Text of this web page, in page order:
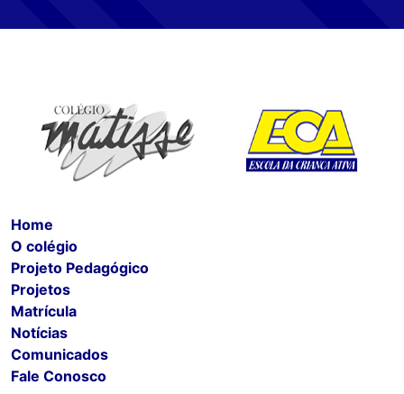
Home
O colégio
Projeto Pedagógico
Projetos
Matrícula
Notícias
Comunicados
Fale Conosco